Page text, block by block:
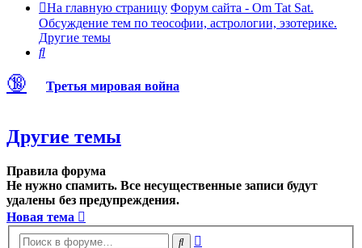
На главную страницу Форум сайта - Om Tat Sat.
Обсуждение тем по теософии, астрологии, эзотерике.
Другие темы
Поиск
🔞 Третья мировая война
Другие темы
Правила форума
Не нужно спамить. Все несущественные записи будут
удалены без предупреждения.
Новая тема
Поиск